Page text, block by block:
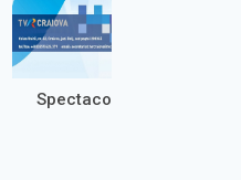
Spectacole live TVR